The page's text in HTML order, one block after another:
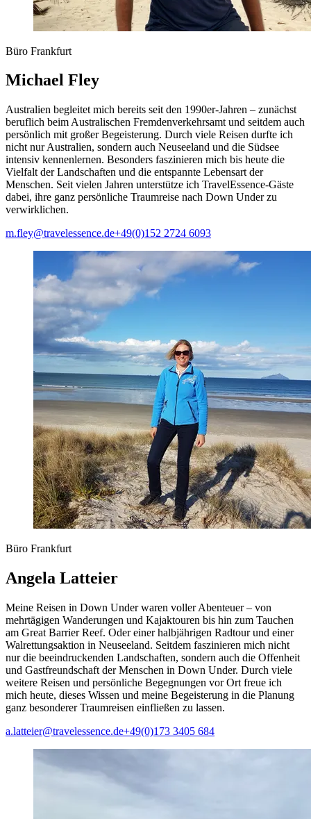
Büro Frankfurt
Michael Fley
Australien begleitet mich bereits seit den 1990er-Jahren – zunächst
beruflich beim Australischen Fremdenverkehrsamt und seitdem auch
persönlich mit großer Begeisterung. Durch viele Reisen durfte ich
nicht nur Australien, sondern auch Neuseeland und die Südsee
intensiv kennenlernen. Besonders faszinieren mich bis heute die
Vielfalt der Landschaften und die entspannte Lebensart der
Menschen. Seit vielen Jahren unterstütze ich TravelEssence-Gäste
dabei, ihre ganz persönliche Traumreise nach Down Under zu
verwirklichen.
m.fley@travelessence.de+49(0)152 2724 6093
Büro Frankfurt
Angela Latteier
Meine Reisen in Down Under waren voller Abenteuer – von
mehrtägigen Wanderungen und Kajaktouren bis hin zum Tauchen
am Great Barrier Reef. Oder einer halbjährigen Radtour und einer
Walrettungsaktion in Neuseeland. Seitdem faszinieren mich nicht
nur die beeindruckenden Landschaften, sondern auch die Offenheit
und Gastfreundschaft der Menschen in Down Under. Durch viele
weitere Reisen und persönliche Begegnungen vor Ort freue ich
mich heute, dieses Wissen und meine Begeisterung in die Planung
ganz besonderer Traumreisen einfließen zu lassen.
a.latteier@travelessence.de+49(0)173 3405 684